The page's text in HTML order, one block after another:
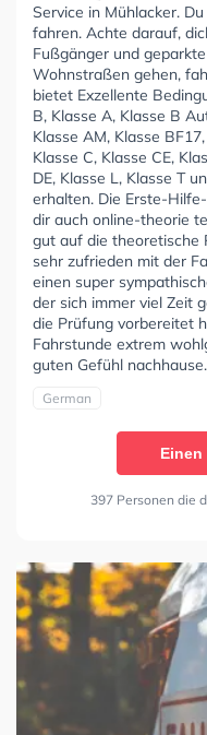
Service in Mühlacker.
fahren. Achte darauf,
Fußgänger und
Wohnstraßen gehen,
bietet Exzellente
B, Klasse A, Klasse B
Klasse AM, Klasse
Klasse C, Klasse CE,
DE, Klasse L, Klasse T
erhalten. Die Erste-
dir auch online-theorie
gut auf die theoretische
sehr zufrieden mit der
einen super
der sich immer viel Zeit
die Prüfung vorbereitet
Fahrstunde extrem
guten Gefühl
German
Einen
397 Personen die